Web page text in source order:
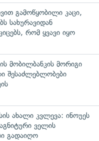
გამოწყობილი კაცი,
სახურავიდან
რომ ყვავი იყო
მობილბანკის მორიგი
შესაძლებლობები
ახალი კვლევა: ინოუეს
ველის
გადაიღო